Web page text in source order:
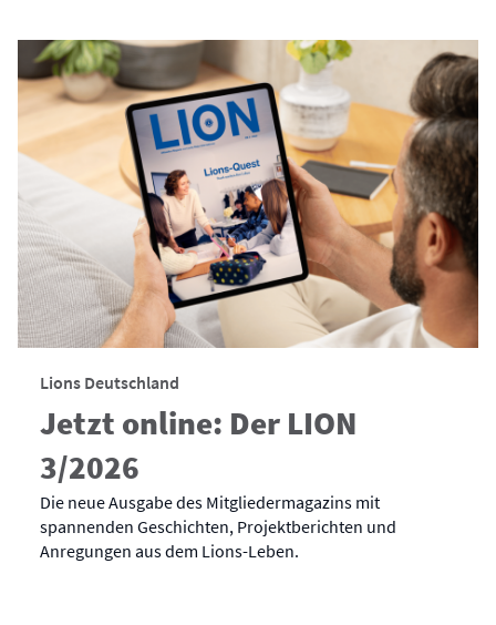
Lions Deutschland
Jetzt online: Der LION
3/2026
Die neue Ausgabe des Mitgliedermagazins mit
spannenden Geschichten, Projektberichten und
Anregungen aus dem Lions-Leben.